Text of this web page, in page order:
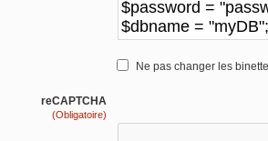
Ne pas changer les
reCAPTCHA
(Obligatoire)